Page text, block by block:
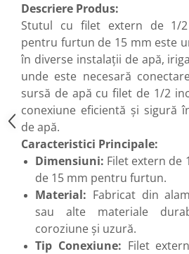
Descriere Produs:
Stutul cu filet extern de 1/
pentru furtun de 15 mm este
în diverse instalații de apă,
unde este necesară
sursă de apă cu filet de 1/2
conexiune eficientă și sigură
de apă.
Caracteristici Principale:
Dimensiuni: Filet extern de
de 15 mm pentru furtun.
Material: Fabricat din
sau alte materiale
coroziune și uzură.
Tip Conexiune: Filet